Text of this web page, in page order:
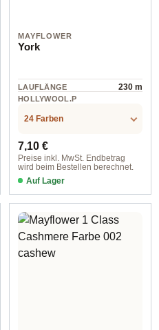
MAYFLOWER
York
LAUFLÄNGE 230 m
HOLLYWOOL.P
.LABEL.MATERI
24 Farben
Regulärer Preis:
7,10 €
Preise inkl. MwSt. Endbetrag
wird beim Bestellen berechnet.
Auf Lager